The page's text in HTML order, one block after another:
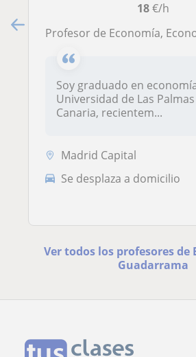
18€/h
Profesor de Economía, Econometría,
Soy graduado en
Universidad de Las
Canaria, recientem...
Madrid Capital
Se desplaza a domicilio
Ver todos los profesores de
Guadarrama